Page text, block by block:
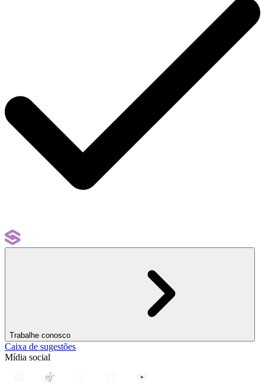
Trabalhe conosco
Caixa de sugestões
Mídia social